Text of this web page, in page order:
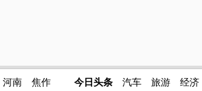
河南
焦作
今日头条 汽车 旅游 经济